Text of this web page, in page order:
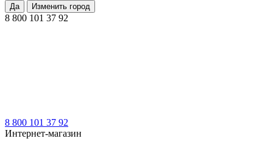
Да Изменить город
8 800 101 37 92
8 800 101 37 92
Интернет-магазин